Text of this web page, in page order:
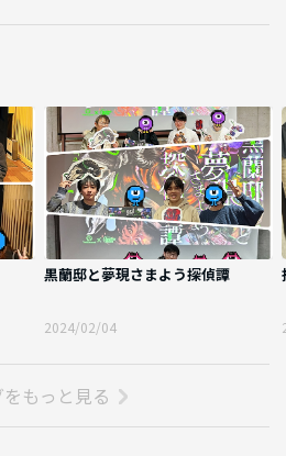
黒蘭邸と夢現さまよう探偵譚
2024/02/04
もっと見る